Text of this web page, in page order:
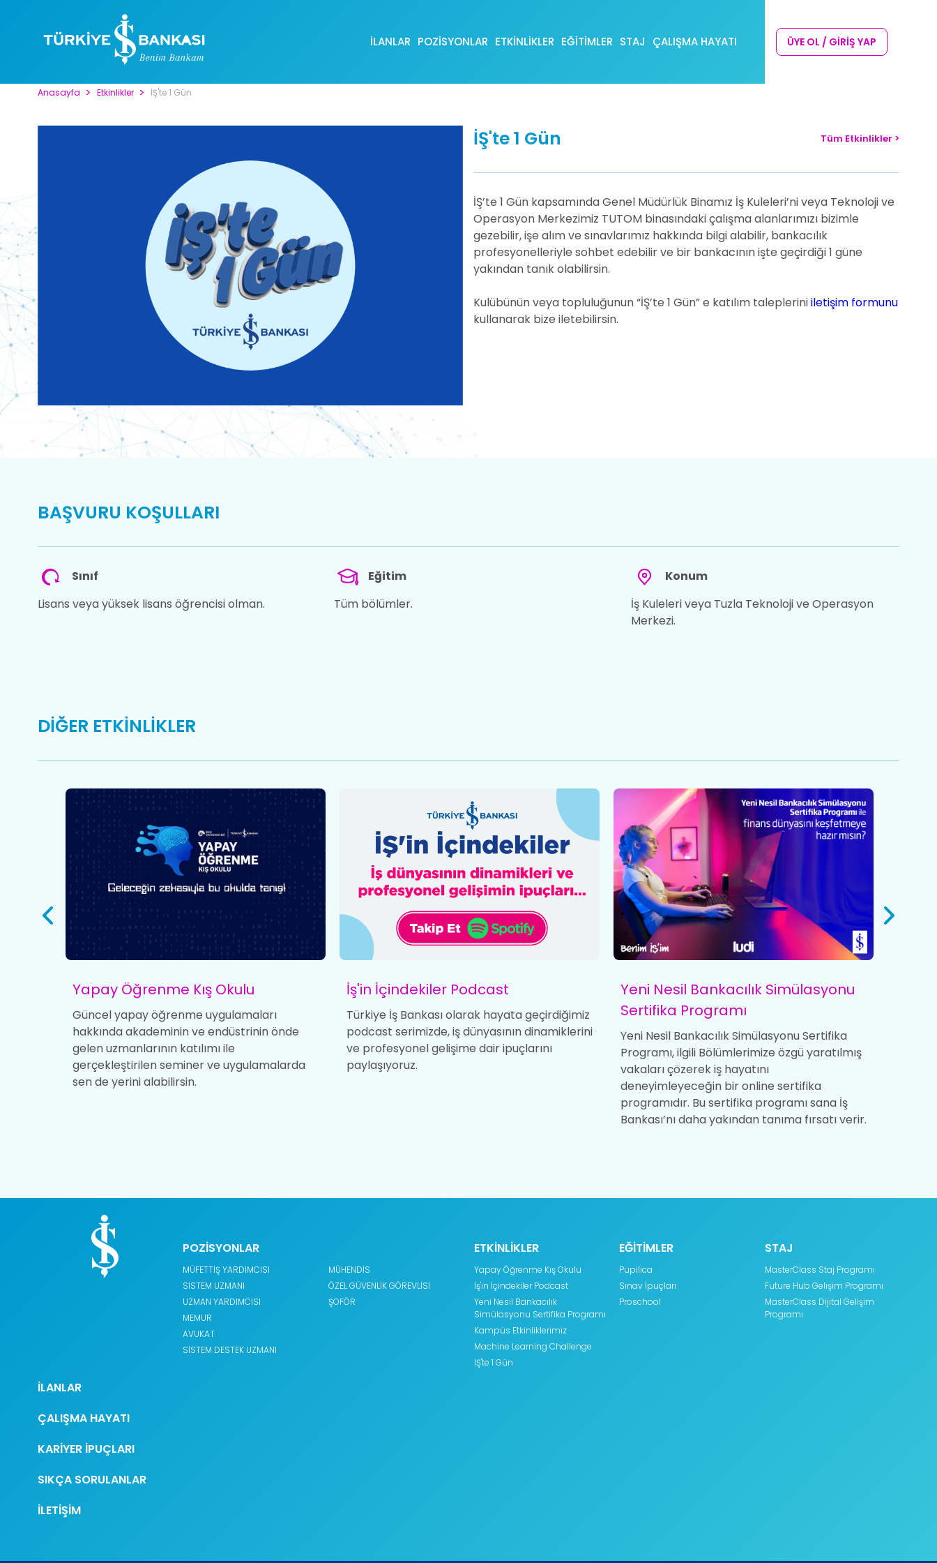
İLANLAR POZİSYONLAR ETKİNLİKLER EĞİTİMLER STAJ ÇALIŞMA HAYATI ÜYE OL / GİRİŞ YAP
Anasayfa Etkinlikler İŞ'te 1 Gün
İŞ'te 1 Gün Tüm Etkinlikler >
İŞ’te 1 Gün kapsamında Genel Müdürlük Binamız İş Kuleleri’ni veya Teknoloji ve
Operasyon Merkezimiz TUTOM binasındaki çalışma alanlarımızı bizimle
gezebilir, işe alım ve sınavlarımız hakkında bilgi alabilir, bankacılık
profesyonelleriyle sohbet edebilir ve bir bankacının işte geçirdiği 1 güne
yakından tanık olabilirsin.
Kulübünün veya topluluğunun “İŞ’te 1 Gün” e katılım talepleriniiletişim formunu
kullanarak bize iletebilirsin.
BAŞVURU KOŞULLARI
Sınıf
Lisans veya yüksek lisans öğrencisi olman.
Eğitim
Tüm bölümler.
Konum
İş Kuleleri veya Tuzla Teknoloji ve Operasyon
Merkezi.
DİĞER ETKİNLİKLER
Yapay Öğrenme Kış Okulu
Güncel yapay öğrenme uygulamaları
hakkında akademinin ve endüstrinin önde
gelen uzmanlarının katılımı ile
gerçekleştirilen seminer ve uygulamalarda
sen de yerini alabilirsin.
İş'in İçindekiler Podcast
Türkiye İş Bankası olarak hayata geçirdiğimiz
podcast serimizde, iş dünyasının dinamiklerini
ve profesyonel gelişime dair ipuçlarını
paylaşıyoruz.
Yeni Nesil Bankacılık Simülasyonu
Sertifika Programı
Yeni Nesil Bankacılık Simülasyonu Sertifika
Programı, ilgili Bölümlerimize özgü yaratılmış
vakaları çözerek iş hayatını
deneyimleyeceğin bir online sertifika
programıdır. Bu sertifika programı sana İş
Bankası’nı daha yakından tanıma fırsatı verir.
POZİSYONLAR
MÜFETTİŞ YARDIMCISI
SİSTEM UZMANI
UZMAN YARDIMCISI
MEMUR
AVUKAT
SİSTEM DESTEK UZMANI
MÜHENDİS
ÖZEL GÜVENLİK GÖREVLİSİ
ŞOFÖR
ETKİNLİKLER
Yapay Öğrenme Kış Okulu
İş'in İçindekiler Podcast
Yeni Nesil Bankacılık
Simülasyonu Sertifika Programı
Kampüs Etkinliklerimiz
Machine Learning Challenge
İŞ'te 1 Gün
EĞİTİMLER
Pupilica
Sınav İpuçları
Proschool
STAJ
MasterClass Staj Programı
Future Hub Gelişim Programı
MasterClass Dijital Gelişim
Programı
İLANLAR
ÇALIŞMA HAYATI
KARİYER İPUÇLARI
SIKÇA SORULANLAR
İLETİŞİM